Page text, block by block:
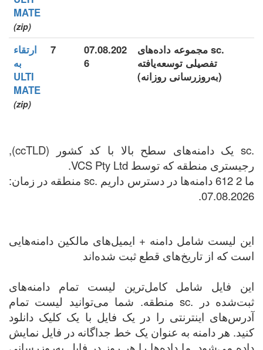
MATE
(zip)
.sc مجموعه داده‌های
تفصیلی توسعه‌یافته
(به‌روزرسانی روزانه)
07.08.202
6
7
ارتقاء
به
ULTI
MATE
(zip)
.sc یک دامنه‌های سطح بالا با کد کشور (ccTLD),
رجیستری منطقه که توسط VCS Pty Ltd.
ما 2 612 دامنه‌ها در دسترس داریم .sc منطقه در زمان:
07.08.2026.
این لیست شامل دامنه + ایمیل‌های مالکین دامنه‌هایی
است که از تاریخ‌های قطع ثبت شده‌اند
این فایل شامل کامل‌ترین لیست تمام دامنه‌های
ثبت‌شده در .sc منطقه. شما می‌توانید لیست تمام
آدرس‌های اینترنتی را در یک فایل با یک کلیک دانلود
کنید. هر دامنه به عنوان یک خط جداگانه در فایل نمایش